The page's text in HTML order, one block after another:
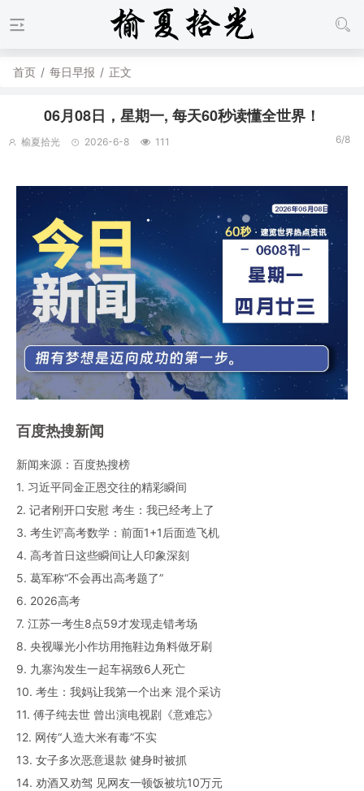
首页 / 每日早报 / 正文
06月08日，星期一, 每天60秒读懂全世界！
榆夏拾光 2026-6-8 111 6/8
百度热搜新闻
新闻来源：百度热搜榜
1. 习近平同金正恩交往的精彩瞬间
2. 记者刚开口安慰 考生：我已经考上了
3. 考生评高考数学：前面1+1后面造飞机
4. 高考首日这些瞬间让人印象深刻
5. 葛军称“不会再出高考题了”
6. 2026高考
7. 江苏一考生8点59才发现走错考场
8. 央视曝光小作坊用拖鞋边角料做牙刷
9. 九寨沟发生一起车祸致6人死亡
10. 考生：我妈让我第一个出来 混个采访
11. 傅子纯去世 曾出演电视剧《意难忘》
12. 网传“人造大米有毒”不实
13. 女子多次恶意退款 健身时被抓
14. 劝酒又劝驾 见网友一顿饭被坑10万元